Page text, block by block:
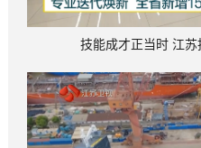
技能成才正当时 江